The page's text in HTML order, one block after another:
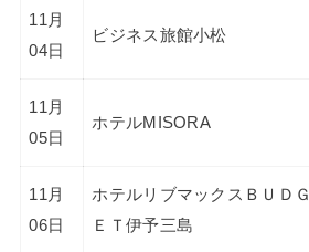
11月
04日
ビジネス旅館小松
11月
05日
ホテルMISORA
11月
06日
ホテルリブマックスＢＵＤＧ
ＥＴ伊予三島